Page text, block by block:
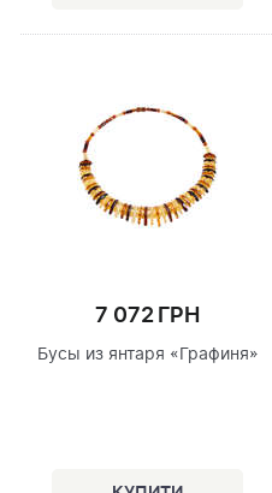
7 072 ГРН
Бусы из янтаря «Графиня»